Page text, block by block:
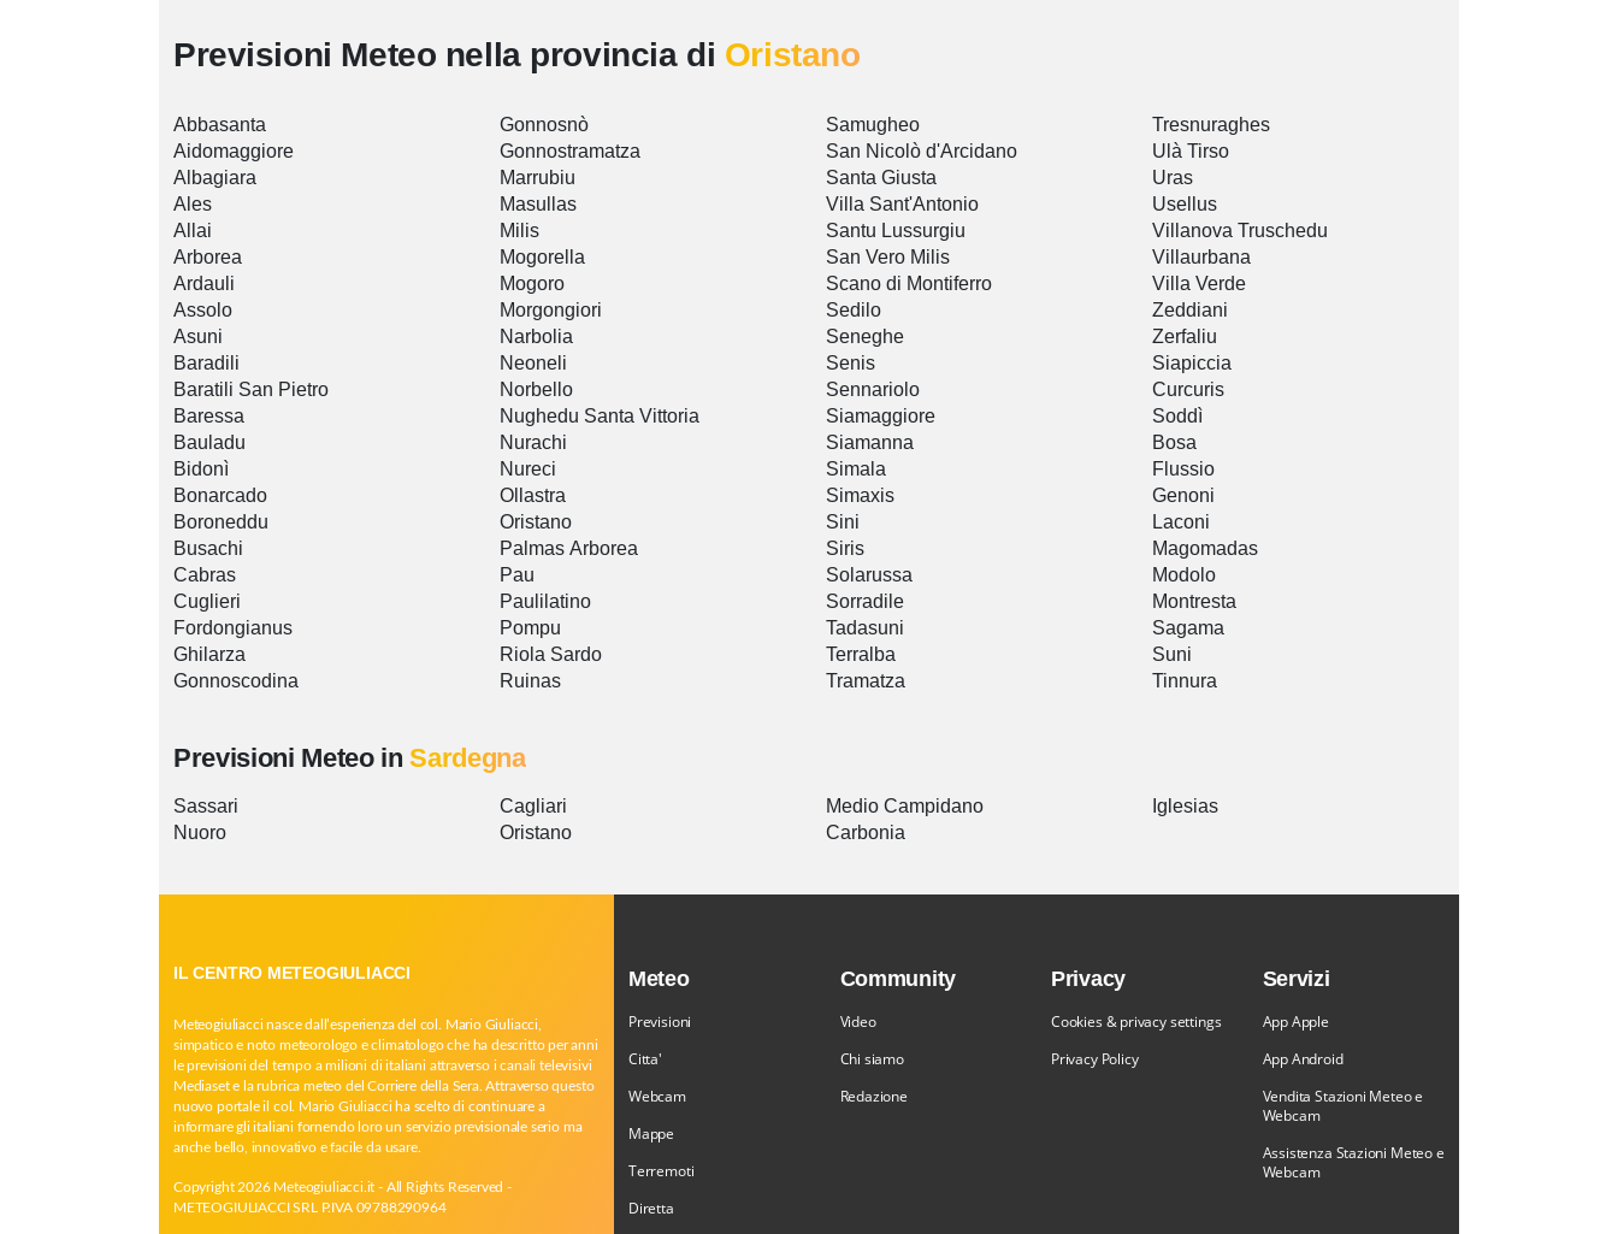
Previsioni Meteo nella provincia di Oristano
Abbasanta
Aidomaggiore
Albagiara
Ales
Allai
Arborea
Ardauli
Assolo
Asuni
Baradili
Baratili San Pietro
Baressa
Bauladu
Bidonì
Bonarcado
Boroneddu
Busachi
Cabras
Cuglieri
Fordongianus
Ghilarza
Gonnoscodina
Gonnosnò
Gonnostramatza
Marrubiu
Masullas
Milis
Mogorella
Mogoro
Morgongiori
Narbolia
Neoneli
Norbello
Nughedu Santa Vittoria
Nurachi
Nureci
Ollastra
Oristano
Palmas Arborea
Pau
Paulilatino
Pompu
Riola Sardo
Ruinas
Samugheo
San Nicolò d'Arcidano
Santa Giusta
Villa Sant'Antonio
Santu Lussurgiu
San Vero Milis
Scano di Montiferro
Sedilo
Seneghe
Senis
Sennariolo
Siamaggiore
Siamanna
Simala
Simaxis
Sini
Siris
Solarussa
Sorradile
Tadasuni
Terralba
Tramatza
Tresnuraghes
Ulà Tirso
Uras
Usellus
Villanova Truschedu
Villaurbana
Villa Verde
Zeddiani
Zerfaliu
Siapiccia
Curcuris
Soddì
Bosa
Flussio
Genoni
Laconi
Magomadas
Modolo
Montresta
Sagama
Suni
Tinnura
Previsioni Meteo inSardegna
Sassari
Nuoro
Cagliari
Oristano
Medio Campidano
Carbonia
Iglesias
IL CENTRO METEOGIULIACCI
Meteogiuliacci nasce dall’esperienza del col. Mario Giuliacci,
simpatico e noto meteorologo e climatologo che ha descritto per anni
le previsioni del tempo a milioni di italiani attraverso i canali televisivi
Mediaset e la rubrica meteo del Corriere della Sera. Attraverso questo
nuovo portale il col. Mario Giuliacci ha scelto di continuare a
informare gli italiani fornendo loro un servizio previsionale serio ma
anche bello, innovativo e facile da usare.
Copyright 2026 Meteogiuliacci.it - All Rights Reserved -
METEOGIULIACCI SRL P.IVA 09788290964
Meteo
Previsioni
Citta'
Webcam
Mappe
Terremoti
Diretta
Community
Video
Chi siamo
Redazione
Privacy
Cookies & privacy settings
Privacy Policy
Servizi
App Apple
App Android
Vendita Stazioni Meteo e
Webcam
Assistenza Stazioni Meteo e
Webcam